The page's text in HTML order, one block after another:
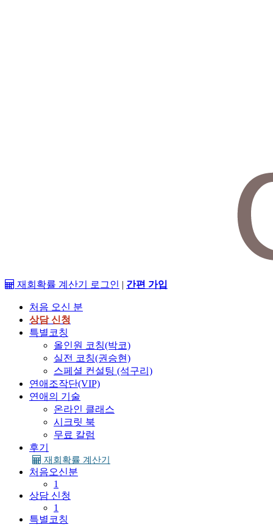
재회확률 계산기 로그인 | 간편 가입
처음 오신 분
상담 신청
특별코칭
올인원 코칭(박코)
실전 코칭(권승현)
스페셜 컨설팅 (석구리)
연애조작단(VIP)
연애의 기술
온라인 클래스
시크릿 북
무료 칼럼
후기
재회확률 계산기
처음오신분
1
상담 신청
1
특별코칭